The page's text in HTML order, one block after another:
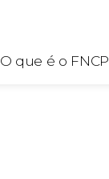
O que é o FNCP